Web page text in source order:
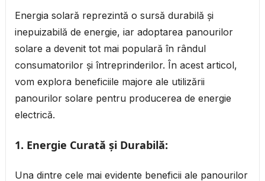
Energia solară reprezintă o sursă durabilă și
inepuizabilă de energie, iar adoptarea panourilor
solare a devenit tot mai populară în rândul
consumatorilor și întreprinderilor. În acest articol,
vom explora beneficiile majore ale utilizării
panourilor solare pentru producerea de energie
electrică.
1. Energie Curată și Durabilă:
Una dintre cele mai evidente beneficii ale panourilor